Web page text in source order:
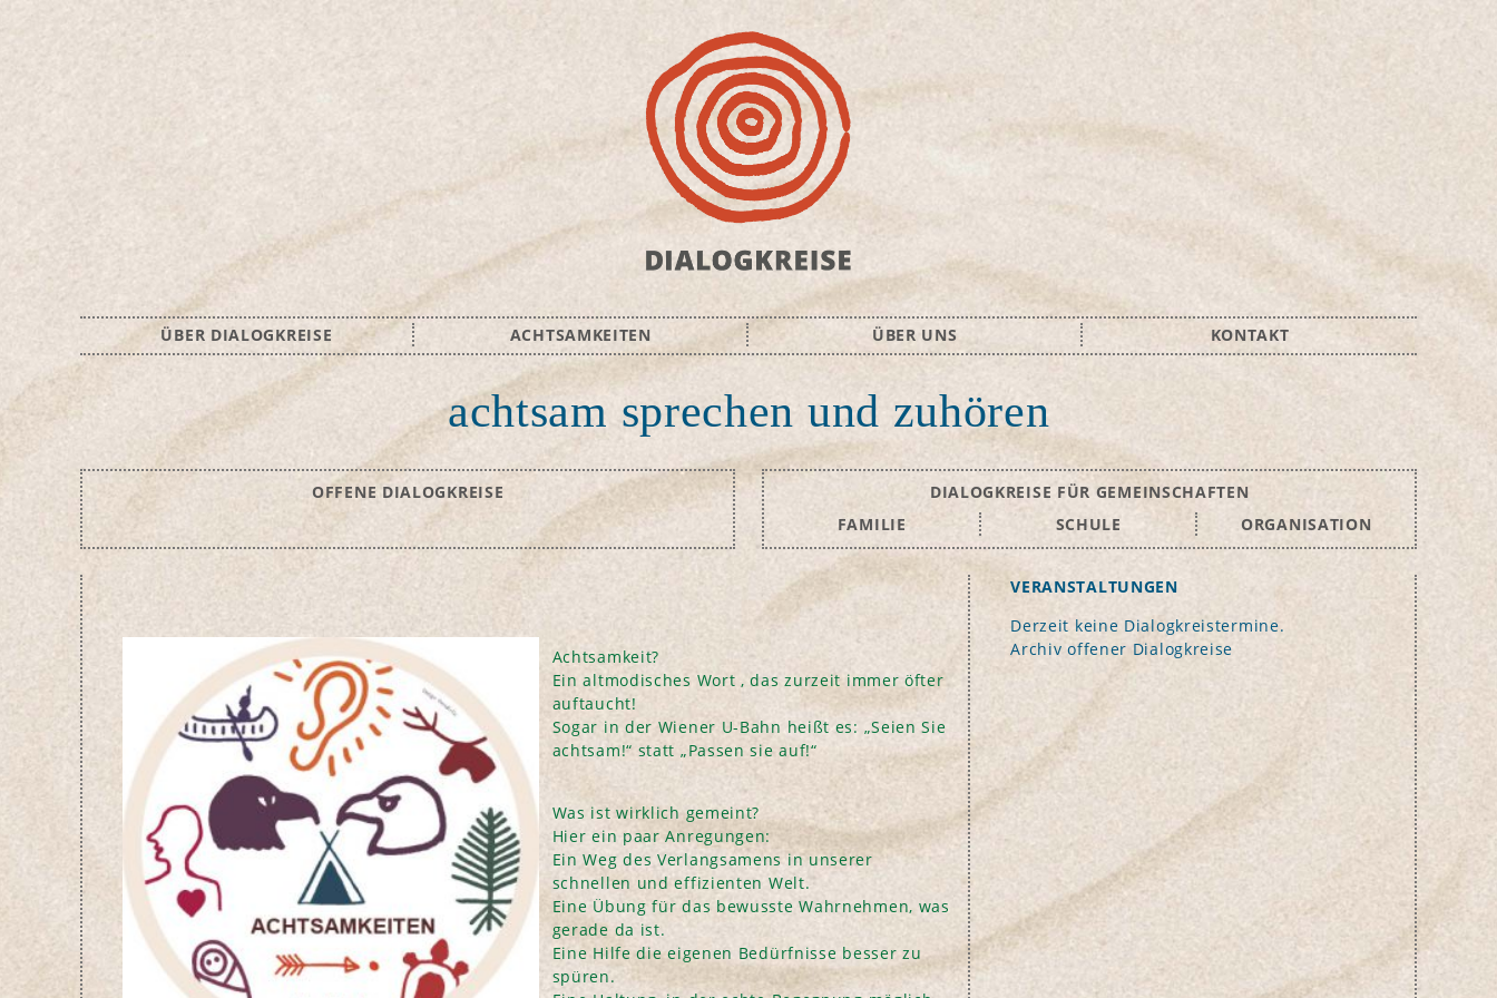
ÜBER DIALOGKREISE ACHTSAMKEITEN ÜBER UNS KONTAKT
achtsam sprechen und zuhören
OFFENE DIALOGKREISE
DIALOGKREISE FÜR GEMEINSCHAFTEN
FAMILIE
SCHULE ORGANISATION
Achtsamkeit?
Ein altmodisches Wort , das zurzeit immer öfter
auftaucht!
Sogar in der Wiener U-Bahn heißt es: „Seien Sie
achtsam!“ statt „Passen sie auf!“
Was ist wirklich gemeint?
Hier ein paar Anregungen:
Ein Weg des Verlangsamens in unserer
schnellen und effizienten Welt.
Eine Übung für das bewusste Wahrnehmen, was
gerade da ist.
Eine Hilfe die eigenen Bedürfnisse besser zu
spüren.
VERANSTALTUNGEN
Derzeit keine Dialogkreistermine.
Archiv offener Dialogkreise